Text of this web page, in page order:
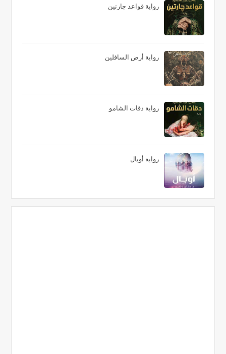
رواية قواعد جارتين
رواية أرض السافلين
رواية دقات الشامو
رواية أوبال